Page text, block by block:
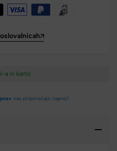
v 2-4 dneh.​
nas priporočajo naprej!